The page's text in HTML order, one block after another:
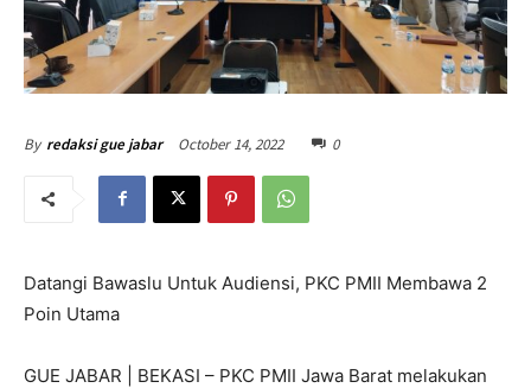
By redaksi gue jabar October 14, 2022 0
Datangi Bawaslu Untuk Audiensi, PKC PMII Membawa 2
Poin Utama
GUE JABAR | BEKASI – PKC PMII Jawa Barat melakukan